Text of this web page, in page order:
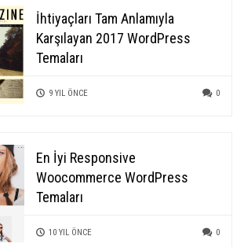
İhtiyaçları Tam Anlamıyla
Karşılayan 2017 WordPress
Temaları
9 YIL ÖNCE 0
En İyi Responsive
Woocommerce WordPress
Temaları
10 YIL ÖNCE 0